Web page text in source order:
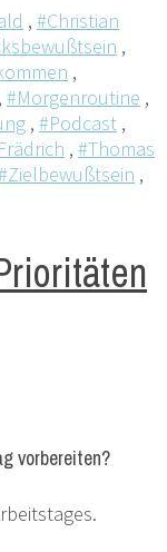
, #Christian
,
,
, #Morgenroutine ,
, #Podcast ,
, #Thomas
,
vorbereiten?